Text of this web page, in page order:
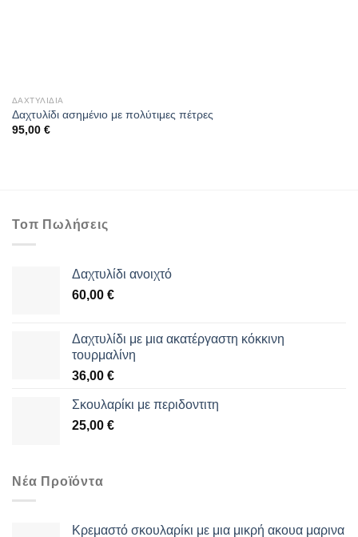
ΔΑΧΤΥΛΊΔΙΑ
Δαχτυλίδι ασημένιο με πολύτιμες πέτρες
95,00 €
Τοπ Πωλήσεις
Δαχτυλίδι ανοιχτό
60,00 €
Δαχτυλίδι με μια ακατέργαστη κόκκινη
τουρμαλίνη
36,00 €
Σκουλαρίκι με περιδοντιτη
25,00 €
Νέα Προϊόντα
Κρεμαστό σκουλαρίκι με μια μικρή ακουα μαρινα